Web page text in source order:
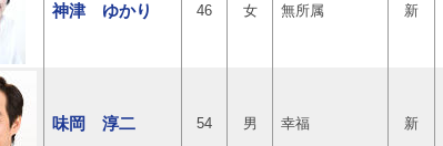
神津 ゆかり 46 女 無所属 新
味岡 淳二 54 男 幸福 新